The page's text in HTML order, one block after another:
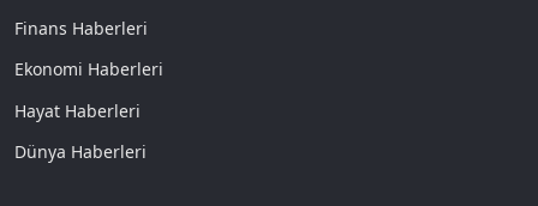
Finans Haberleri
Ekonomi Haberleri
Hayat Haberleri
Dünya Haberleri